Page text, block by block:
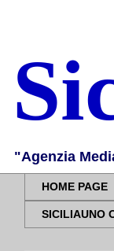
"Agenzia
HOME PAGE
SICILIAUNO